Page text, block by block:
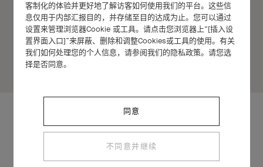
相关作品
客制化的体验并更好地了解访客如何使用我们的平台。这些信
息仅用于内部汇报目的，并存储至目的达成为止。您可以通过
设置来管理浏览器Cookie 或工具。请点击您浏览器上“[插入设
置界面入口]”来屏蔽、删除和调整Cookies或工具的使用。有关
我们如何处理您的个人信息，请参阅我们的隐私政策。请您选
择是否同意。
同意
不同意并继续